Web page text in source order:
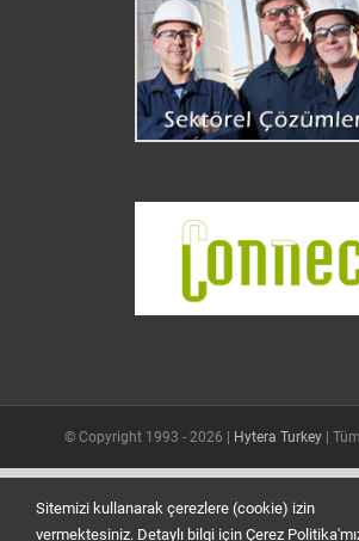
© Copyright 1993 - 2026 | Hytera Turkey |
Sitemizi kullanarak çerezlere (cookie) izin
vermektesiniz. Detaylı bilgi için Çerez